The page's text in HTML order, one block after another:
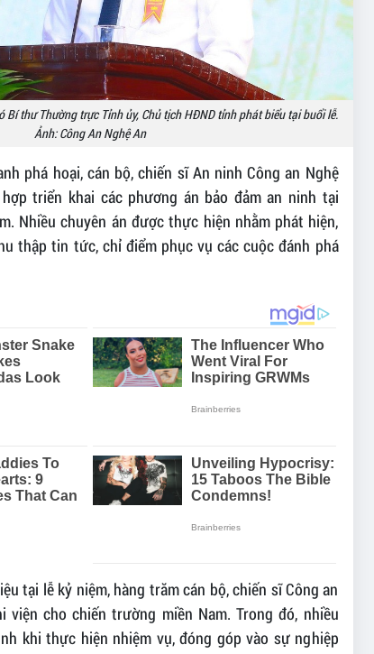
Bí thư Thường trực Tỉnh ủy, Chủ tịch HĐND tỉnh phát biểu tại buổi lễ.
Ảnh: Công An Nghệ An
phá hoại, cán bộ, chiến sĩ An ninh Công an Nghệ
triển khai các phương án bảo đảm an ninh tại
Nhiều chuyên án được thực hiện nhằm phát hiện,
thập tin tức, chỉ điểm phục vụ các cuộc đánh phá
tại lễ kỷ niệm, hàng trăm cán bộ, chiến sĩ Công an
viện cho chiến trường miền Nam. Trong đó, nhiều
khi thực hiện nhiệm vụ, đóng góp vào sự nghiệp